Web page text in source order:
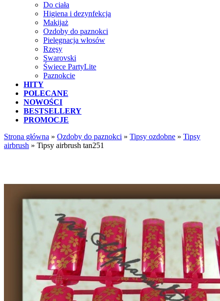
Do ciała
Higiena i dezynfekcja
Makijaż
Ozdoby do paznokci
Pielęgnacja włosów
Rzęsy
Swarovski
Świece PartyLite
Paznokcie
HITY
POLECANE
NOWOŚCI
BESTSELLERY
PROMOCJE
Strona główna » Ozdoby do paznokci » Tipsy ozdobne » Tipsy
airbrush » Tipsy airbrush tan251